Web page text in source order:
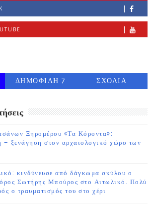
ΔΗΜΟΦΙΛΗ 7
ΣΧΟΛΙΑ
Ξηρομέρου «Τα Κόροντα»:
ξενάγηση στον αρχαιολογικό χώρο των
κινδύνευσε από δάγκωμα σκύλου ο
Σωτήρης Μπούρος στο Αιτωλικό. Πολύ
ο τραυματισμός του στο χέρι